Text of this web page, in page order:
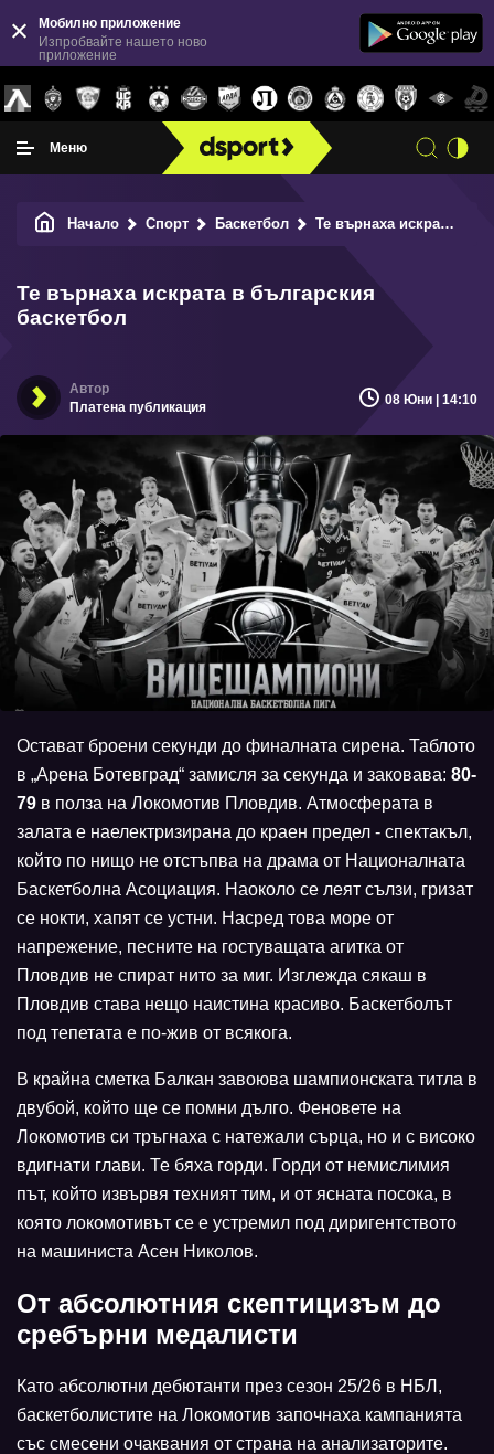
Мобилно приложение
Изпробвайте нашето ново
приложение
Меню
Начало Спорт Баскетбол Те върнаха искрата в българския баскетбол
Те върнаха искрата в българския
баскетбол
Платена публикация 08 Юни | 14:10
Остават броени секунди до финалната сирена. Таблото
в „Арена Ботевград“ замисля за секунда и заковава: 80-
79 в полза на Локомотив Пловдив. Атмосферата в
залата е наелектризирана до краен предел - спектакъл,
който по нищо не отстъпва на драма от Националната
Баскетболна Асоциация. Наоколо се леят сълзи, гризат
се нокти, хапят се устни. Насред това море от
напрежение, песните на гостуващата агитка от
Пловдив не спират нито за миг. Изглежда сякаш в
Пловдив става нещо наистина красиво. Баскетболът
под тепетата е по-жив от всякога.
В крайна сметка Балкан завоюва шампионската титла в
двубой, който ще се помни дълго. Феновете на
Локомотив си тръгнаха с натежали сърца, но и с високо
вдигнати глави. Те бяха горди. Горди от немислимия
път, който извървя техният тим, и от ясната посока, в
която локомотивът се е устремил под диригентството
на машиниста Асен Николов.
От абсолютния скептицизъм до
сребърни медалисти
Като абсолютни дебютанти през сезон 25/26 в НБЛ,
баскетболистите на Локомотив започнаха кампанията
със смесени очаквания от страна на анализаторите.